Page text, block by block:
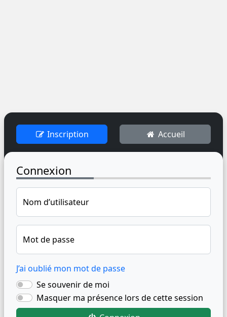
Inscription Accueil
Connexion
Nom d’utilisateur
Mot de passe
J’ai oublié mon mot de passe
Se souvenir de moi
Masquer ma présence lors de cette session